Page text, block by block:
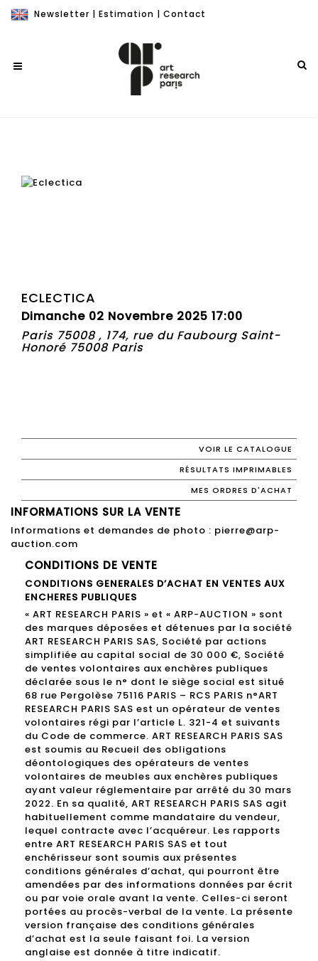
Newsletter | Estimation | Contact
ECLECTICA
Dimanche 02 Novembre 2025 17:00
Paris 75008 , 174, rue du Faubourg Saint-
Honoré 75008 Paris
VOIR LE CATALOGUE
RÉSULTATS IMPRIMABLES
MES ORDRES D'ACHAT
INFORMATIONS SUR LA VENTE
Informations et demandes de photo : pierre@arp-
auction.com
CONDITIONS DE VENTE
CONDITIONS GENERALES D’ACHAT EN VENTES AUX
ENCHERES PUBLIQUES
« ART RESEARCH PARIS » et « ARP-AUCTION » sont
des marques déposées et détenues par la société
ART RESEARCH PARIS SAS, Société par actions
simplifiée au capital social de 30 000 €, Société
de ventes volontaires aux enchères publiques
déclarée sous le n° dont le siège social est situé
68 rue Pergolèse 75116 PARIS – RCS PARIS n°ART
RESEARCH PARIS SAS est un opérateur de ventes
volontaires régi par l’article L. 321-4 et suivants
du Code de commerce. ART RESEARCH PARIS SAS
est soumis au Recueil des obligations
déontologiques des opérateurs de ventes
volontaires de meubles aux enchères publiques
ayant valeur réglementaire par arrêté du 30 mars
2022. En sa qualité, ART RESEARCH PARIS SAS agit
habituellement comme mandataire du vendeur,
lequel contracte avec l’acquéreur. Les rapports
entre ART RESEARCH PARIS SAS et tout
enchérisseur sont soumis aux présentes
conditions générales d’achat, qui pourront être
amendées par des informations données par écrit
ou par voie orale avant la vente. Celles-ci seront
portées au procès-verbal de la vente. La présente
version française des conditions générales
d’achat est la seule faisant foi. La version
anglaise est donnée à titre indicatif.